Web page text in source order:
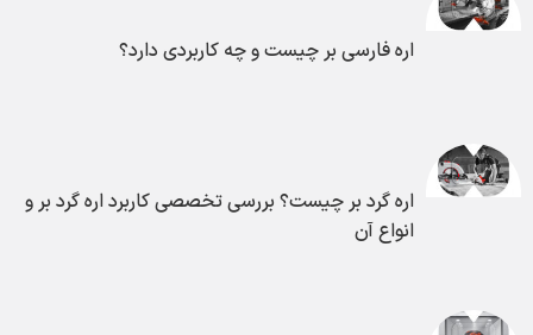
اره فارسی بر چیست و چه کاربردی دارد؟
اره گرد بر چیست؟ بررسی تخصصی کاربرد اره گرد بر و
انواع آن